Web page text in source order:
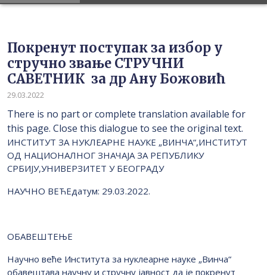
Покренут поступак за избор у
стручно звање СТРУЧНИ
САВЕТНИК за др Ану Божовић
29.03.2022
There is no part or complete translation available for
this page. Close this dialogue to see the original text.
ИНСТИТУТ ЗА НУКЛЕАРНЕ НАУКЕ „ВИНЧА“,ИНСТИТУТ
ОД НАЦИОНАЛНОГ ЗНАЧАЈА ЗА РЕПУБЛИКУ
СРБИЈУ,УНИВЕРЗИТЕТ У БЕОГРАДУ
НАУЧНО ВЕЋЕдатум: 29.03.2022.
OБАВЕШТЕЊЕ
Научно веће Института за нуклеарне науке „Винча“
обавештава научну и стручну јавност да је покренут